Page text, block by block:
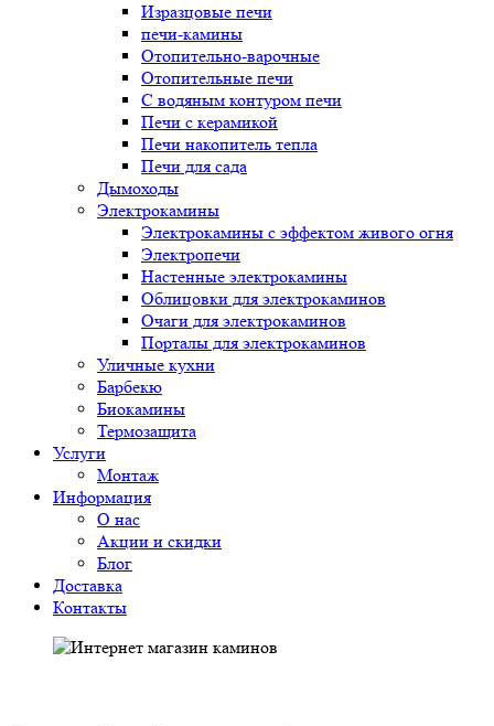
Изразцовые печи
печи-камины
Отопительно-варочные
Отопительные печи
С водяным контуром печи
Печи с керамикой
Печи накопитель тепла
Печи для сада
Дымоходы
Электрокамины
Электрокамины с эффектом живого огня
Электропечи
Настенные электрокамины
Облицовки для электрокаминов
Очаги для электрокаминов
Порталы для электрокаминов
Уличные кухни
Барбекю
Биокамины
Термозащита
Услуги
Монтаж
Информация
О нас
Акции и скидки
Блог
Доставка
Контакты